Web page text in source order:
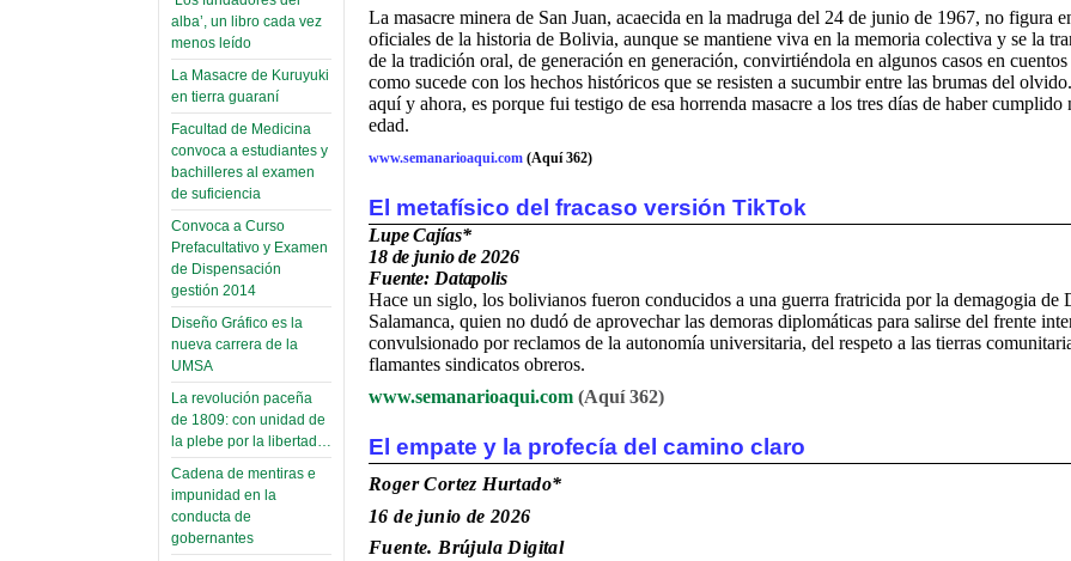
alba’, un libro cada vez
menos leído
La Masacre de Kuruyuki
en tierra guaraní
Facultad de Medicina
convoca a estudiantes y
bachilleres al examen
de suficiencia
Convoca a Curso
Prefacultativo y Examen
de Dispensación
gestión 2014
Diseño Gráfico es la
nueva carrera de la
UMSA
La revolución paceña
de 1809: con unidad de
la plebe por la libertad…
Cadena de mentiras e
impunidad en la
conducta de
gobernantes
La masacre minera de San Juan, acaecida en la madruga del 24 de junio de 1967, no figura
oficiales de la historia de Bolivia, aunque se mantiene viva en la memoria colectiva y se la
de la tradición oral, de generación en generación, convirtiéndola en algunos casos en
como sucede con los hechos históricos que se resisten a sucumbir entre las brumas del
aquí y ahora, es porque fui testigo de esa horrenda masacre a los tres días de haber cumplido
edad.
www.semanarioaqui.com (Aquí 362)
El metafísico del fracaso versión TikTok
Lupe Cajías*
18 de junio de 2026
Fuente: Datapolis
Hace un siglo, los bolivianos fueron conducidos a una guerra fratricida por la demagogia de
Salamanca, quien no dudó de aprovechar las demoras diplomáticas para salirse del frente
convulsionado por reclamos de la autonomía universitaria, del respeto a las tierras
flamantes sindicatos obreros.
www.semanarioaqui.com (Aquí 362)
El empate y la profecía del camino claro
Roger Cortez Hurtado*
16 de junio de 2026
Fuente. Brújula Digital